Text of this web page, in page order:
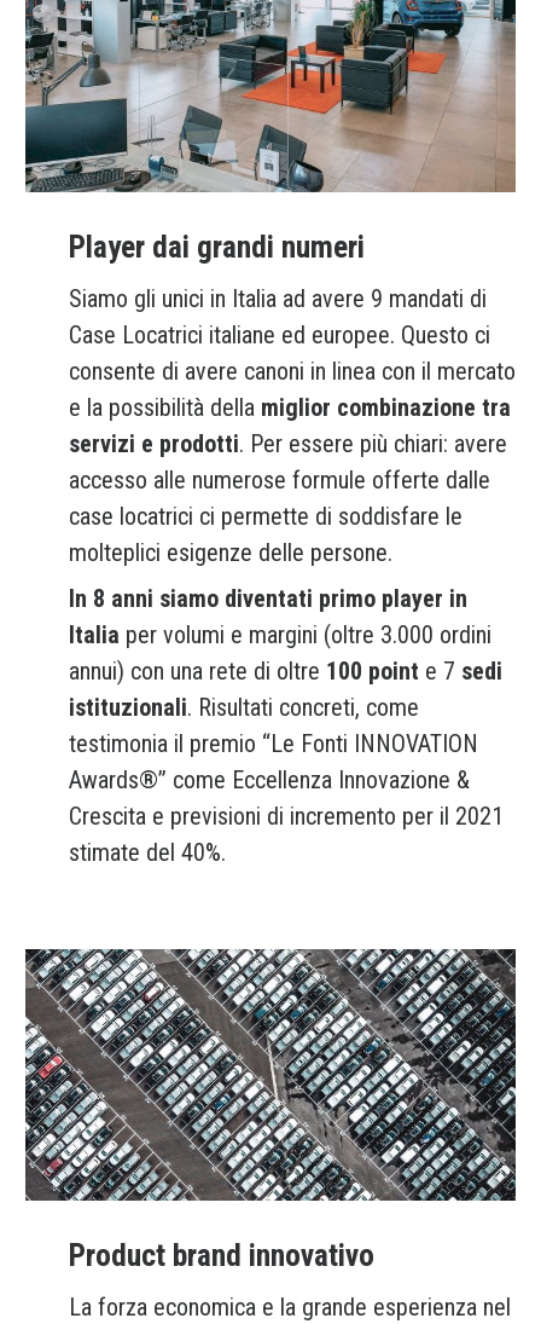
Player dai grandi numeri
Siamo gli unici in Italia ad avere 9 mandati di
Case Locatrici italiane ed europee. Questo ci
consente di avere canoni in linea con il mercato
e la possibilità della miglior combinazione tra
servizi e prodotti. Per essere più chiari: avere
accesso alle numerose formule offerte dalle
case locatrici ci permette di soddisfare le
molteplici esigenze delle persone.
In 8 anni siamo diventati primo player in
Italia per volumi e margini (oltre 3.000 ordini
annui) con una rete di oltre 100 point e 7 sedi
istituzionali. Risultati concreti, come
testimonia il premio “Le Fonti INNOVATION
Awards®” come Eccellenza Innovazione &
Crescita e previsioni di incremento per il 2021
stimate del 40%.
Product brand innovativo
La forza economica e la grande esperienza nel